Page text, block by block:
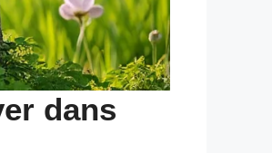
dans